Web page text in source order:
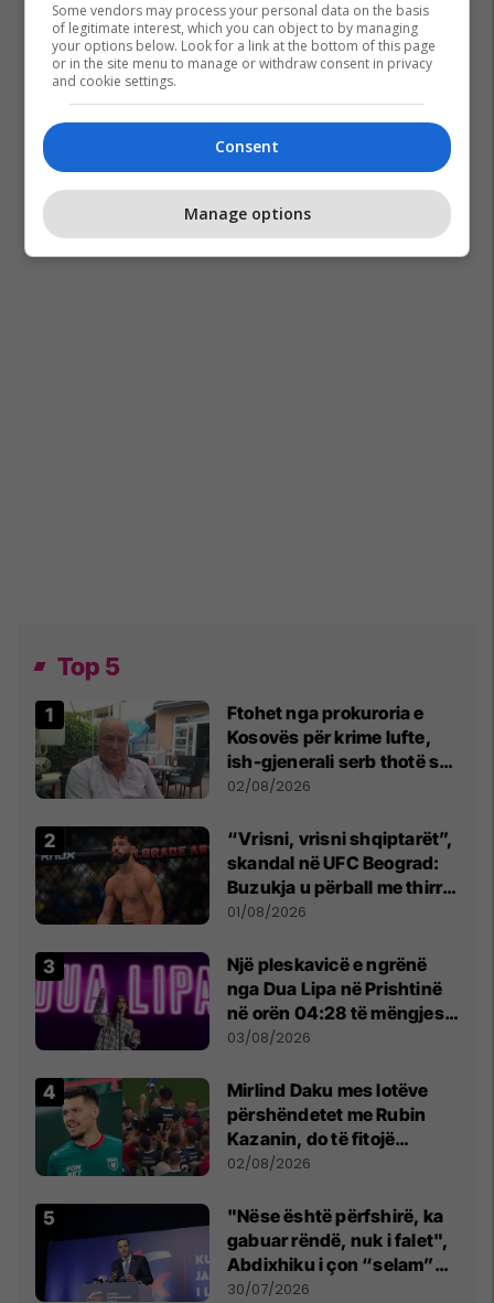
Top 5
Ftohet nga prokuroria e
Kosovës për krime lufte,
ish-gjenerali serb thotë se
dikush e tradhtoi në
02/08/2026
“Vrisni, vrisni shqiptarët”,
skandal në UFC Beograd:
Buzukja u përball me thirrje
anti-shqiptare nga
01/08/2026
Një pleskavicë e ngrënë
nga Dua Lipa në Prishtinë
në orën 04:28 të mëngjesit
- dhe bota digjitale serbe
03/08/2026
Mirlind Daku mes lotëve
përshëndetet me Rubin
Kazanin, do të fitojë
miliona te Spartak Moska
02/08/2026
"Nëse është përfshirë, ka
gabuar rëndë, nuk i falet",
Abdixhiku i çon “selam”
Përparim Ramës
30/07/2026
Some vendors may process your personal data on the basis
of legitimate interest, which you can object to by managing
your options below. Look for a link at the bottom of this page
or in the site menu to manage or withdraw consent in privacy
and cookie settings.
Consent
Manage options